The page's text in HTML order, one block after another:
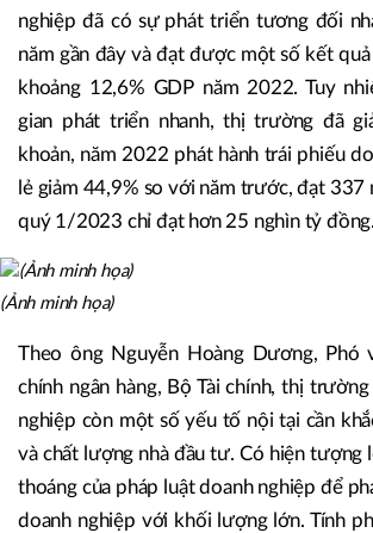
nghiệp đã có sự phát triển tương đối
năm gần đây và đạt được một số kết
khoảng 12,6% GDP năm 2022. Tuy
gian phát triển nhanh, thị trường đã
khoản, năm 2022 phát hành trái phiếu
lẻ giảm 44,9% so với năm trước, đạt 337
quý 1/2023 chỉ đạt hơn 25 nghìn tỷ đồng.
(Ảnh minh họa)
Theo ông Nguyễn Hoàng Dương, Phó
chính ngân hàng, Bộ Tài chính, thị
nghiệp còn một số yếu tố nội tại cần
và chất lượng nhà đầu tư. Có hiện tượng
thoáng của pháp luật doanh nghiệp để
doanh nghiệp với khối lượng lớn. Tính